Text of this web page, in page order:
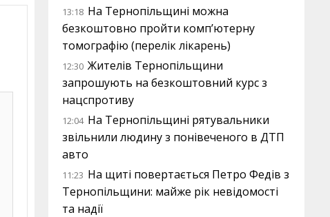
13:18 На Тернопільщині можна
безкоштовно пройти комп’ютерну
томографію (перелік лікарень)
12:30 Жителів Тернопільщини
запрошують на безкоштовний курс з
нацспротиву
12:04 На Тернопільщині рятувальники
звільнили людину з понівеченого в ДТП
авто
11:23 На щиті повертається Петро Федів з
Тернопільщини: майже рік невідомості
та надії